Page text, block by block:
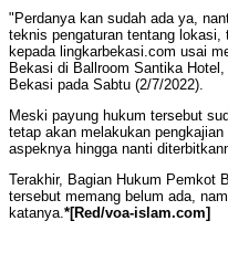
"Perdanya kan sudah ada ya,
teknis pengaturan tentang
kepada lingkarbekasi.com usai
Bekasi di Ballroom Santika
Bekasi pada Sabtu (2/7/2022).
Meski payung hukum tersebut
tetap akan melakukan
aspeknya hingga nanti
Terakhir, Bagian Hukum Pemkot
tersebut memang belum ada,
katanya.*[Red/voa-islam.com]